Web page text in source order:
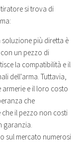
si trova di
soluzione più diretta è
un pezzo di
la compatibilità e il
dell'arma. Tuttavia,
armerie e il loro costo
che
che il pezzo non costi
sul mercato numerosi